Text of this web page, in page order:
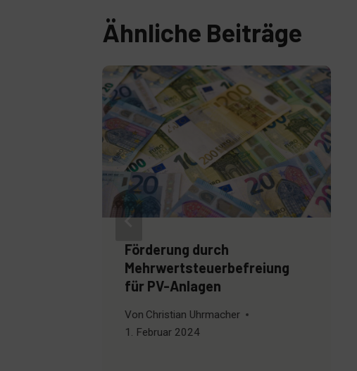
Ähnliche Beiträge
Förderung durch
Mehrwertsteuerbefreiung
für PV-Anlagen
Von Christian Uhrmacher
1. Februar 2024